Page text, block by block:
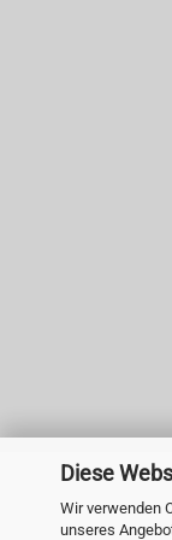
Diese
Wir verwenden
unseres